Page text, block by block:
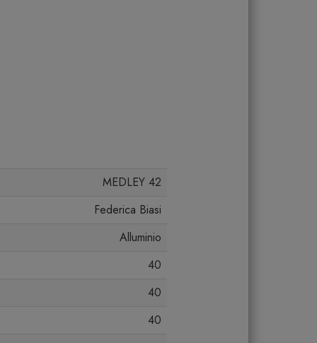
MEDLEY 42
Federica Biasi
Alluminio
40
40
40